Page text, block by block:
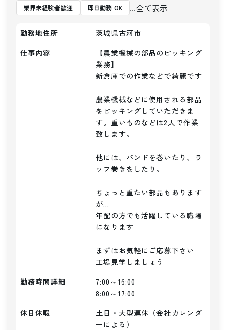
業界未経験者歓迎
即日勤務 OK ...全て表示
勤務地住所
茨城県古河市
仕事内容
【農業機械の部品のピッキング
業務】
新倉庫での作業などで綺麗です
農業機械などに使用される部品
をピッキングしていただきま
す。重いものなどは2人で作業
致します。
他には、バンドを巻いたり、ラ
ップ巻きをしたり。
ちょっと重たい部品もあります
が...
年配の方でも活躍している職場
になります
まずはお気軽にご応募下さい
勤務時間詳細
7:00～16:00
8:00～17:00
休日休暇
土日・大型連休（会社カレンダ
ーによる）